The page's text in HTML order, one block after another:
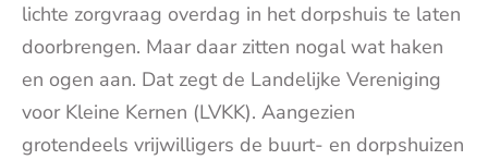
lichte zorgvraag overdag in het dorpshuis te laten
doorbrengen. Maar daar zitten nogal wat haken
en ogen aan. Dat zegt de Landelijke Vereniging
voor Kleine Kernen (LVKK). Aangezien
grotendeels vrijwilligers de buurt- en dorpshuizen